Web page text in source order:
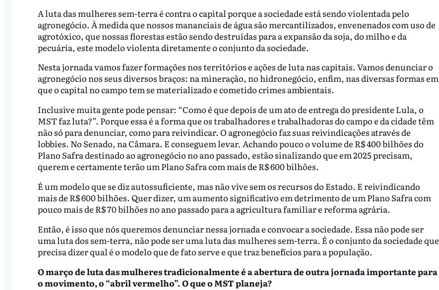
A luta das mulheres sem-terra é contra o capital porque a sociedade está sendo violentada pelo
agronegócio. À medida que nossos mananciais de água são mercantilizados, envenenados com uso de
agrotóxico, que nossas florestas estão sendo destruídas para a expansão da soja, do milho e da
pecuária, este modelo violenta diretamente o conjunto da sociedade.
Nesta jornada vamos fazer formações nos territórios e ações de luta nas capitais. Vamos denunciar o
agronegócio nos seus diversos braços: na mineração, no hidronegócio, enfim, nas diversas formas em
que o capital no campo tem se materializado e cometido crimes ambientais.
Inclusive muita gente pode pensar: “Como é que depois de um ato de entrega do presidente Lula, o
MST faz luta?”. Porque essa é a forma que os trabalhadores e trabalhadoras do campo e da cidade têm
não só para denunciar, como para reivindicar. O agronegócio faz suas reivindicações através de
lobbies. No Senado, na Câmara. E conseguem levar. Achando pouco o volume de R$ 400 bilhões do
Plano Safra destinado ao agronegócio no ano passado, estão sinalizando que em 2025 precisam,
querem e certamente terão um Plano Safra com mais de R$ 600 bilhões.
É um modelo que se diz autossuficiente, mas não vive sem os recursos do Estado. E reivindicando
mais de R$ 600 bilhões. Quer dizer, um aumento significativo em detrimento de um Plano Safra com
pouco mais de R$ 70 bilhões no ano passado para a agricultura familiar e reforma agrária.
Então, é isso que nós queremos denunciar nessa jornada e convocar a sociedade. Essa não pode ser
uma luta dos sem-terra, não pode ser uma luta das mulheres sem-terra. É o conjunto da sociedade que
precisa dizer qual é o modelo que de fato serve e que traz benefícios para a população.
O março de luta das mulheres tradicionalmente é a abertura de outra jornada importante para
o movimento, o “abril vermelho”. O que o MST planeja?